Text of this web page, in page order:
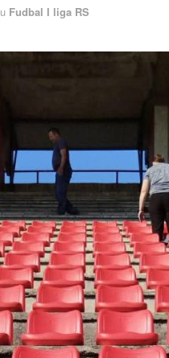
u Fudbal I liga RS